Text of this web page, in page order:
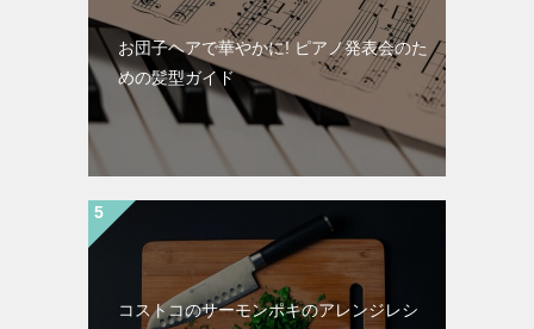
お団子ヘアで華やかに! ピアノ発表会のた
めの髪型ガイド
コストコのサーモンポキのアレンジレシ